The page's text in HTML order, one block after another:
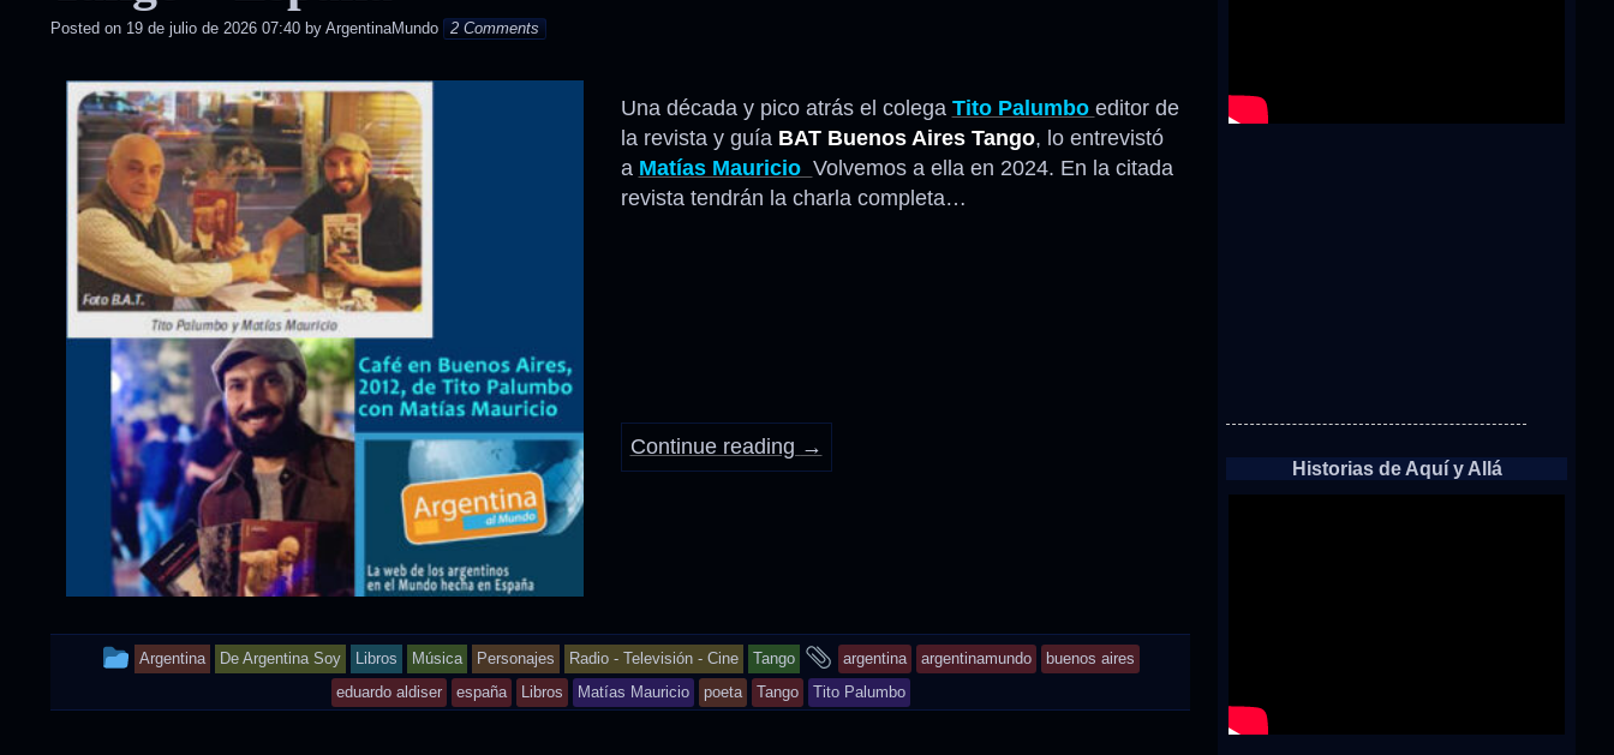
Posted on 19 de julio de 2026 07:40 by ArgentinaMundo 2 Comments
Una década y pico atrás el colega Tito Palumbo editor de
la revista y guía BAT Buenos Aires Tango, lo entrevistó
a Matías Mauricio Volvemos a ella en 2024. En la citada
revista tendrán la charla completa…
Continue reading →
This
Argentina De Argentina Soy Libros Música Personajes Radio - Televisión - Cine Tango
and
tagged
argentina argentinamundo
buenos aires
eduardo aldiser
españa Libros Matías Mauricio poeta Tango Tito Palumbo
Historias de Aquí y Allá